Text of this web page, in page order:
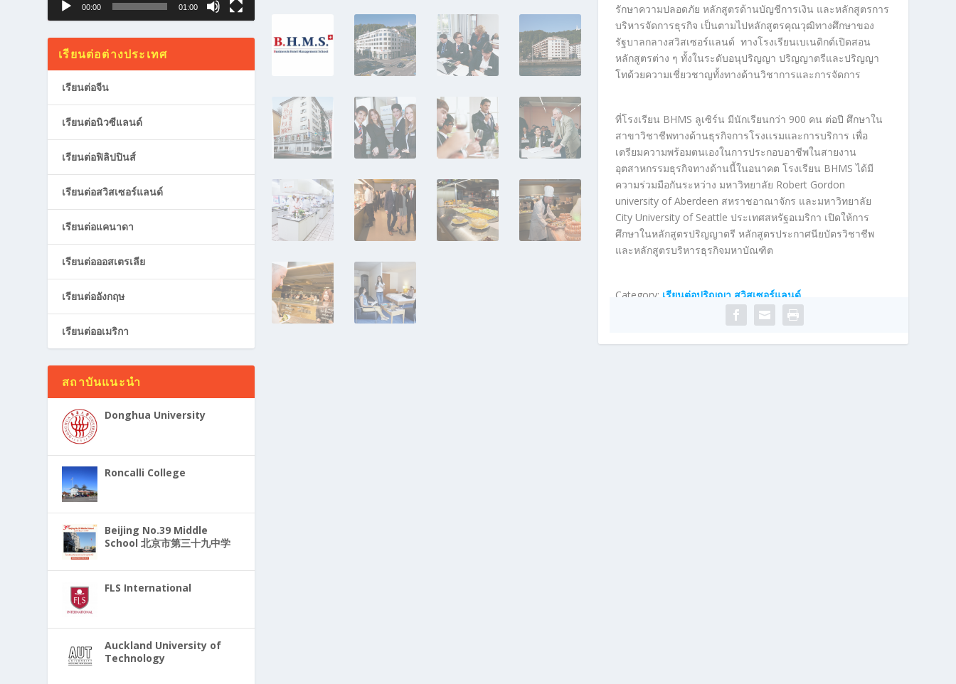
รักษาความปลอดภัย หลักสูตรด้านบัญชีการเงิน และหลักสูตรการ
บริหารจัดการธุรกิจ เป็นตามไปหลักสูตรคุณวุฒิทางศึกษาของ
รัฐบาลกลางสวิสเซอร์แลนด์ ทางโรงเรียนเบเนดิกต์เปิดสอน
หลักสูตรต่าง ๆ ทั้งในระดับอนุปริญญา ปริญญาตรีและปริญญา
โทด้วยความเชี่ยวชาญทั้งทางด้านวิชาการและการจัดการ
ที่โรงเรียน BHMS ลูเซิร์น มีนักเรียนกว่า 900 คน ต่อปี ศึกษาใน
สาขาวิชาชีพทางด้านธุรกิจการโรงเเรมและการบริการ เพื่อ
เตรียมความพร้อมตนเองในการประกอบอาชีพในสายงาน
อุตสาหกรรมธุรกิจทางด้านนี้ในอนาคตโรงเรียน BHMS ได้มี
ความร่วมมือกันระหว่าง มหาวิทยาลัย Robert Gordon
university of Aberdeen สหราชอาณาจักร และมหาวิทยาลัย
City University of Seattleประเทศสหรัฐอเมริกา เปิดให้การ
ศึกษาในหลักสูตรปริญญาตรี หลักสูตรประกาศนียบัตรวิชาชีพ
และหลักสูตรบริหารธุรกิจมหาบัณฑิต
Category: เรียนต่อปริญญา สวิสเซอร์แลนด์
00:00 01:00
เรียนต่อต่างประเทศ
เรียนต่อจีน
เรียนต่อนิวซีแลนด์
เรียนต่อฟิลิปปินส์
เรียนต่อสวิสเซอร์แลนด์
เรียนต่อแคนาดา
เรียนต่อออสเตรเลีย
เรียนต่ออังกฤษ
เรียนต่ออเมริกา
สถาบันแนะนำ
Donghua University
Roncalli College
Beijing No.39 Middle
School 北京市第三十九中学
FLS International
Auckland University of
Technology